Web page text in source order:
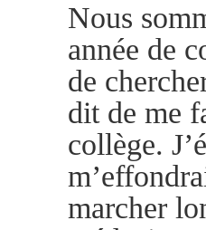
Nous
année de
de
dit de me
collège.
marcher